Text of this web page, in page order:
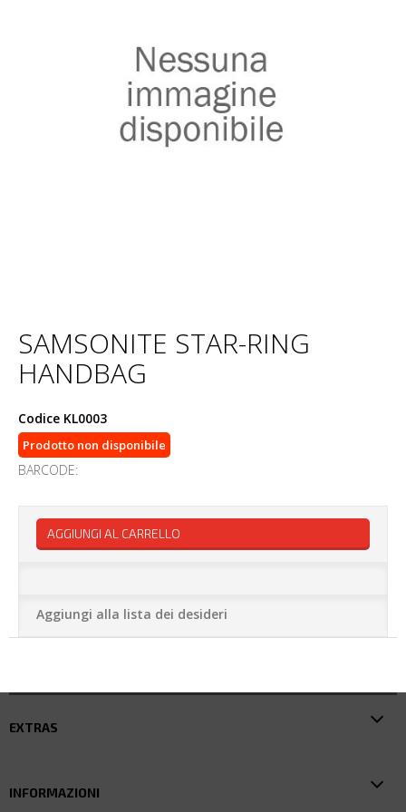
SAMSONITE STAR-RING
HANDBAG
Codice KL0003
Prodotto non disponibile
BARCODE:
AGGIUNGI AL CARRELLO
Aggiungi alla lista dei desideri
EXTRAS
INFORMAZIONI